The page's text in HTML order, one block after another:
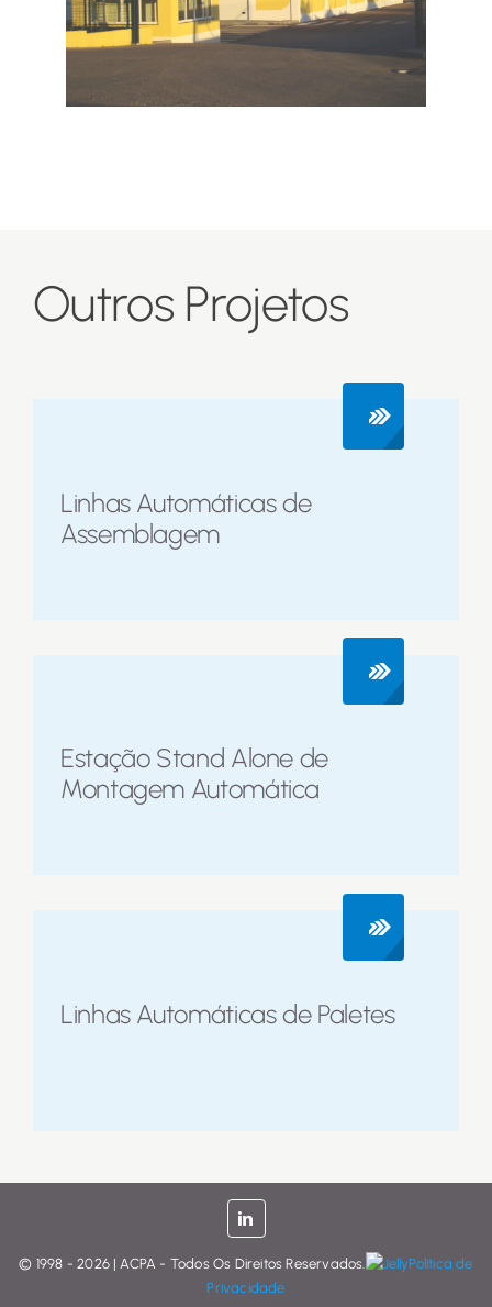
Outros Projetos
Linhas Automáticas de
Assemblagem
Estação Stand Alone de
Montagem Automática
Linhas Automáticas de Paletes
© 1998 - 2026 | ACPA - Todos Os Direitos Reservados.
Política de
Privacidade